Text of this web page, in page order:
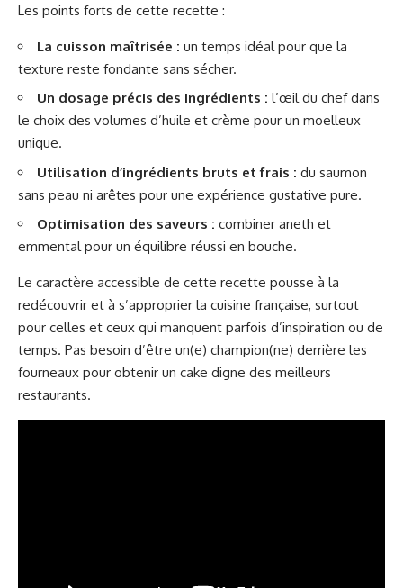
Les points forts de cette recette :
La cuisson maîtrisée : un temps idéal pour que la
texture reste fondante sans sécher.
Un dosage précis des ingrédients : l’œil du chef dans
le choix des volumes d’huile et crème pour un moelleux
unique.
Utilisation d’ingrédients bruts et frais : du saumon
sans peau ni arêtes pour une expérience gustative pure.
Optimisation des saveurs : combiner aneth et
emmental pour un équilibre réussi en bouche.
Le caractère accessible de cette recette pousse à la
redécouvrir et à s’approprier la cuisine française, surtout
pour celles et ceux qui manquent parfois d’inspiration ou de
temps. Pas besoin d’être un(e) champion(ne) derrière les
fourneaux pour obtenir un cake digne des meilleurs
restaurants.